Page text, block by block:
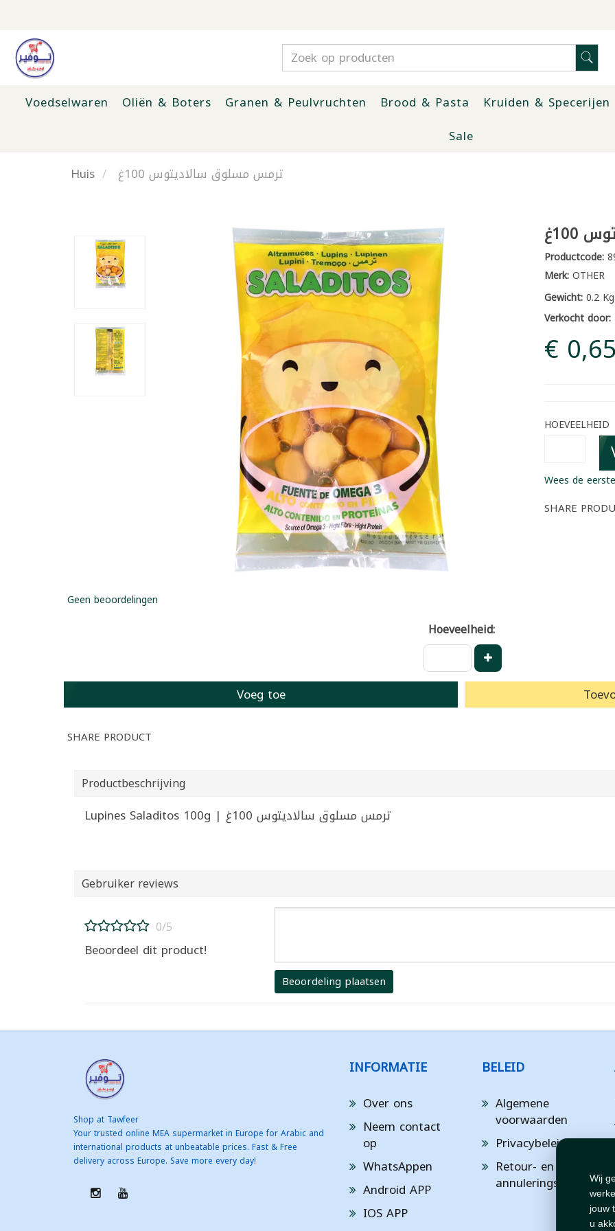
Wij
jouw
u
Voedselwaren Oliën & Boters Granen & Peulvruchten Brood & Pasta Kruiden & Specerijen
Sale
Huis
ترمس مسلوق سالاديتوس 100غ
Productcode:
Merk:OTHER
Gewicht:0.2 Kg
Verkocht door:
€ 0,65
HOEVEELHEID
Wees de
SHARE
Geen beoordelingen
Hoeveelheid:
Voeg toe
SHARE PRODUCT
Productbeschrijving
Lupines Saladitos 100g | ترمس مسلوق سالاديتوس 100غ
Gebruiker reviews
0/5
Beoordeel dit product!
Beoordeling plaatsen
Shop at Tawfeer
Your trusted online MEA supermarket in Europe for Arabic and
international products at unbeatable prices. Fast & Free
delivery across Europe. Save more every day!
INFORMATIE
Over ons
Neem contact
op
WhatsAppen
Android APP
IOS APP
BELEID
Algemene
voorwaarden
Privacybeleid
Retour- en
annuleringsbeleid